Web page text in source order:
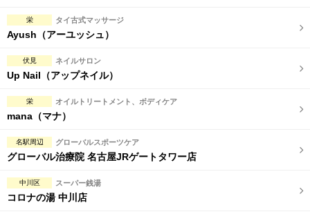
栄 タイ古式マッサージ
Ayush（アーユッシュ）
伏見 ネイルサロン
Up Nail（アップネイル）
栄 オイルトリートメント、ボディケア
mana（マナ）
名駅周辺 グローバルスポーツケア
グローバル治療院 名古屋JRゲートタワー店
中川区 スーパー銭湯
コロナの湯 中川店